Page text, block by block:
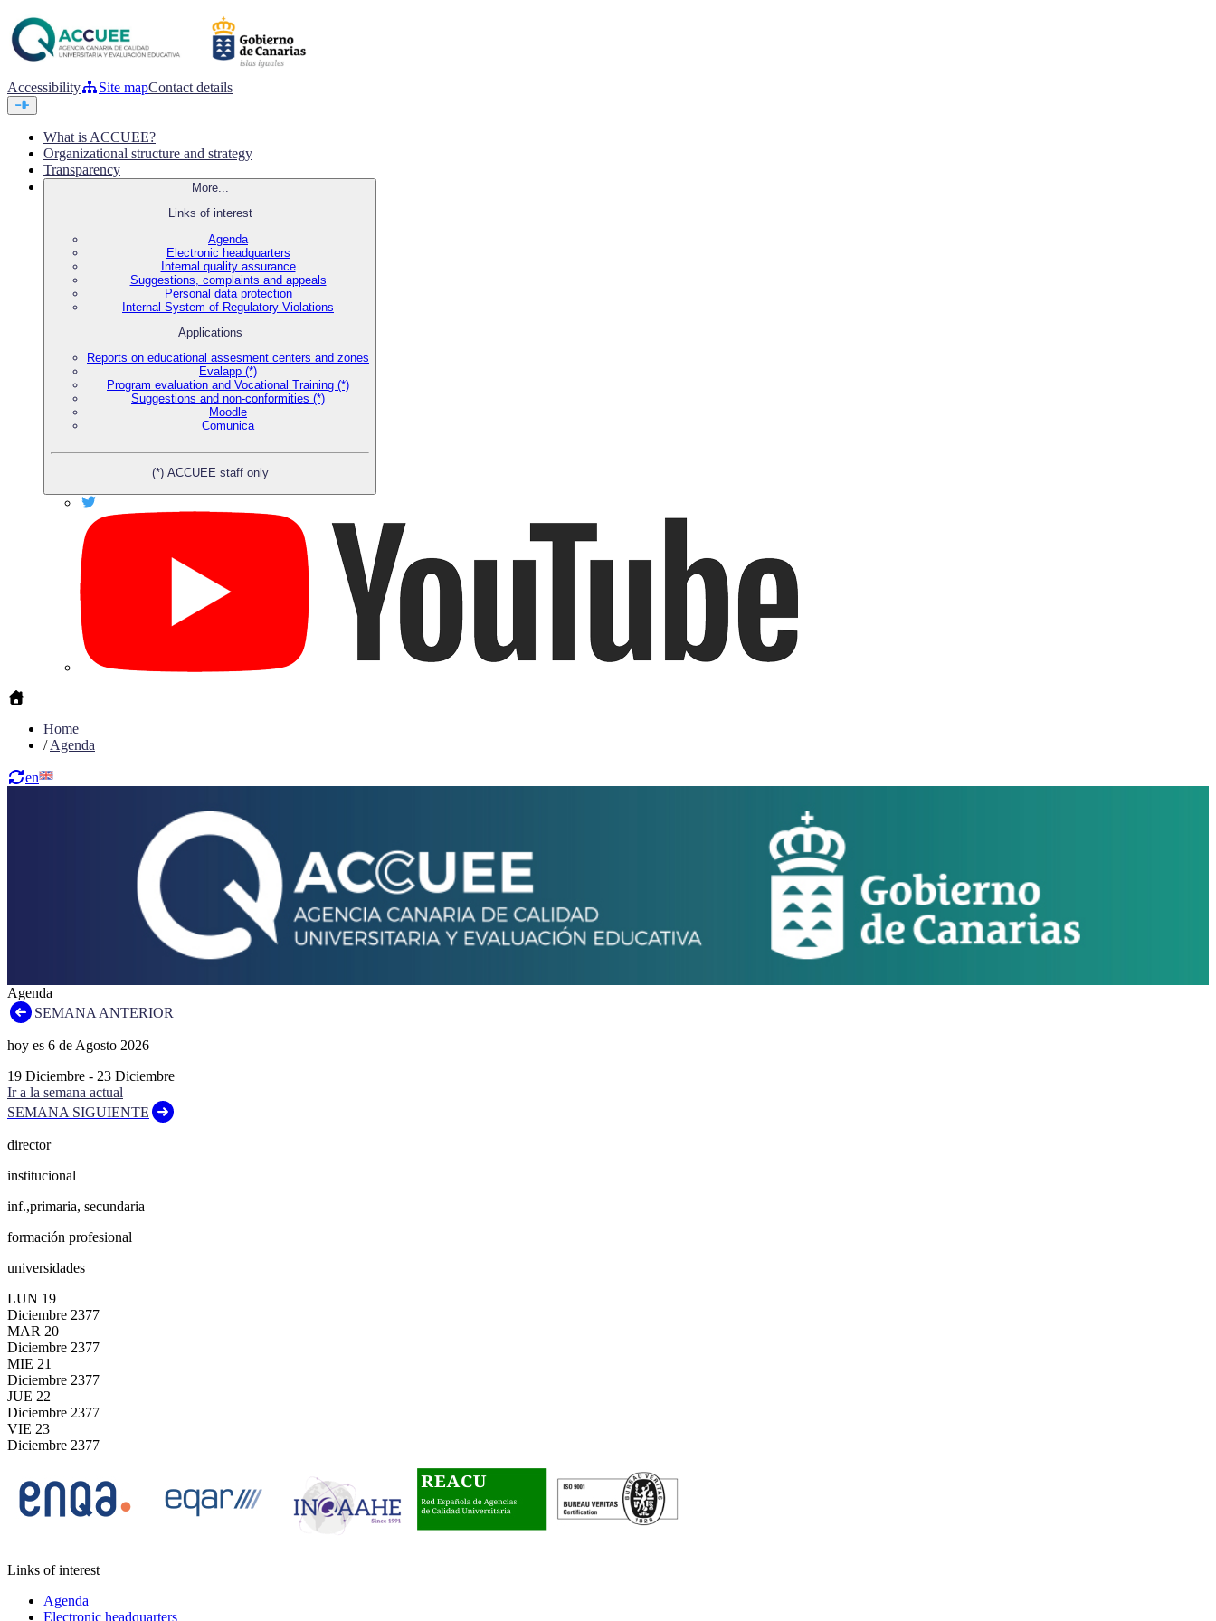
Accessibility Site mapContact details
What is ACCUEE?
Organizational structure and strategy
Transparency
More...
Links of interest
Agenda
Electronic headquarters
Internal quality assurance
Suggestions, complaints and appeals
Personal data protection
Internal System of Regulatory Violations
Applications
Reports on educational assesment centers and zones
Evalapp (*)
Program evaluation and Vocational Training (*)
Suggestions and non-conformities (*)
Moodle
Comunica
(*) ACCUEE staff only
Home
/Agenda
en
Agenda
SEMANA ANTERIOR
hoy es 6 de Agosto 2026
19 Diciembre - 23 Diciembre
Ir a la semana actual
SEMANA SIGUIENTE
director
institucional
inf.,primaria, secundaria
formación profesional
universidades
LUN 19
Diciembre 2377
MAR 20
Diciembre 2377
MIE 21
Diciembre 2377
JUE 22
Diciembre 2377
VIE 23
Diciembre 2377
Links of interest
Agenda
Electronic headquarters